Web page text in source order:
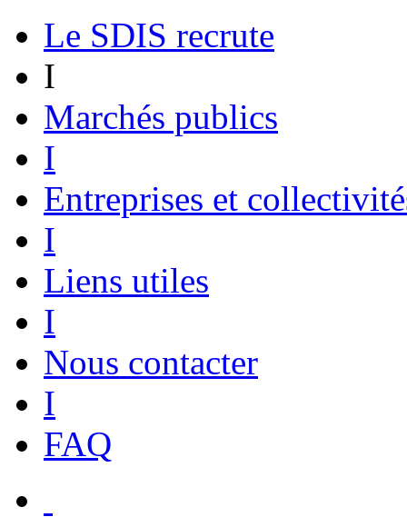
Le SDIS recrute
I
Marchés publics
I
Entreprises et
I
Liens utiles
I
Nous contacter
I
FAQ